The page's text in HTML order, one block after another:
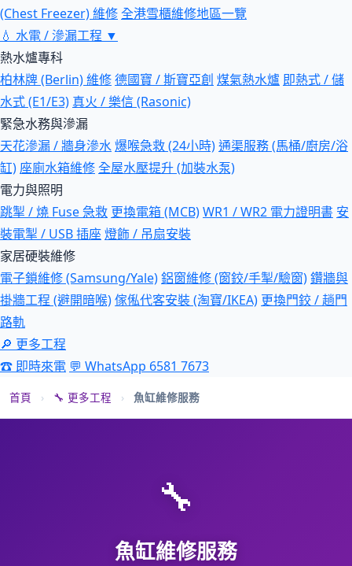
(Chest Freezer) 維修全港雪櫃維修地區一覽
💧 水電 / 滲漏工程 ▼
熱水爐專科
柏林牌 (Berlin) 維修德國寶 / 斯寶亞創 煤氣熱水爐 即熱式 / 儲
水式 (E1/E3) 真火 / 樂信 (Rasonic)
緊急水務與滲漏
天花滲漏 / 牆身滲水爆喉急救 (24小時)通渠服務 (馬桶/廚房/浴
缸) 座廁水箱維修全屋水壓提升 (加裝水泵)
電力與照明
跳掣 / 燒 Fuse 急救 更換電箱 (MCB)WR1 / WR2 電力證明書 安
裝電掣 / USB 插座燈飾 / 吊扇安裝
家居硬裝維修
電子鎖維修 (Samsung/Yale)鋁窗維修 (窗鉸/手掣/驗窗)鑽牆與
掛牆工程 (避開暗喉)傢俬代客安裝 (淘寶/IKEA) 更換門鉸 / 趟門
路軌
🔎 更多工程
☎ 即時來電 💬 WhatsApp 6581 7673
首頁 › 🔧 更多工程 › 魚缸維修服務
🔧
魚缸維修服務